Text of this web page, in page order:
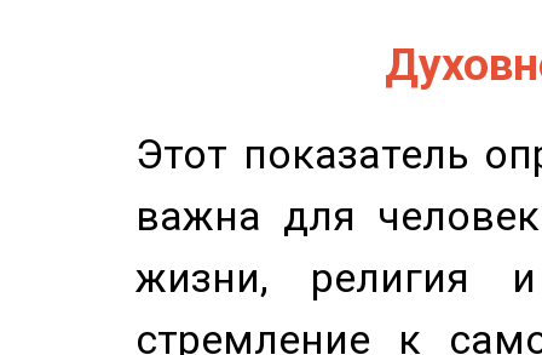
Этот показатель
важна для
жизни, религия
стремление к